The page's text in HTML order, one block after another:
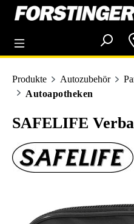
springen
Produkte Autozubehör
Autoapotheken
SAFELIFE